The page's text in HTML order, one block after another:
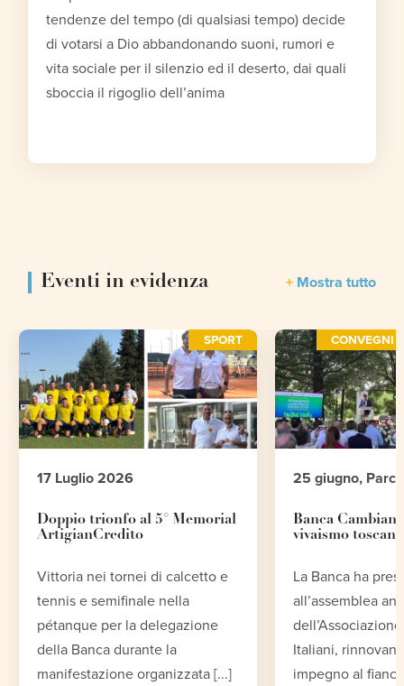
tendenze del tempo (di qualsiasi tempo) decide
di votarsi a Dio abbandonando suoni, rumori e
vita sociale per il silenzio ed il deserto, dai quali
sboccia il rigoglio dell’anima
Eventi in evidenza Mostra tutto
SPORT
17 Luglio 2026
Doppio trionfo al 5° Memorial
ArtigianCredito
Vittoria nei tornei di calcetto e
tennis e semifinale nella
pétanque per la delegazione
della Banca durante la
manifestazione organizzata [...]
CONVEGNI
25 giugno,
Banca
vivaismo toscano
La Banca ha
all’assemblea
Italiani,
impegno al